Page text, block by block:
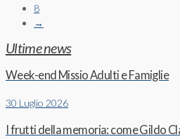
8
→
Ultime news
Week-end Missio Adulti e Famiglie
30 Luglio 2026
I frutti della memoria: come Gildo